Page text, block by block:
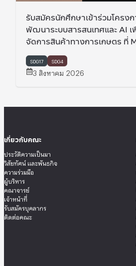
รับสมัครนักศึกษาเข้าร่วมโครง
พัฒนาระบบสารสนเทศและ AI
จัดการสินค้าทางการเกษตร ที่
Hokkaido university ประเทศญี่
SDG17 SDG4
3 สิงหาคม 2026
เกี่ยวกับคณะ
ประวัติความเป็นมา
วิสัยทัศน์ และพันธกิจ
ความร่วมมือ
ผู้บริหาร
คณาจารย์
เจ้าหน้าที่
รับสมัครบุคลากร
ติดต่อคณะ